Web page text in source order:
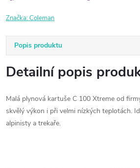
Značka:Coleman
Popis produktu
Detailní popis
Malá plynová kartuše C 100 Xtreme od
skvělý výkon i při velmi nízkých teplotách.
alpinisty a trekaře.